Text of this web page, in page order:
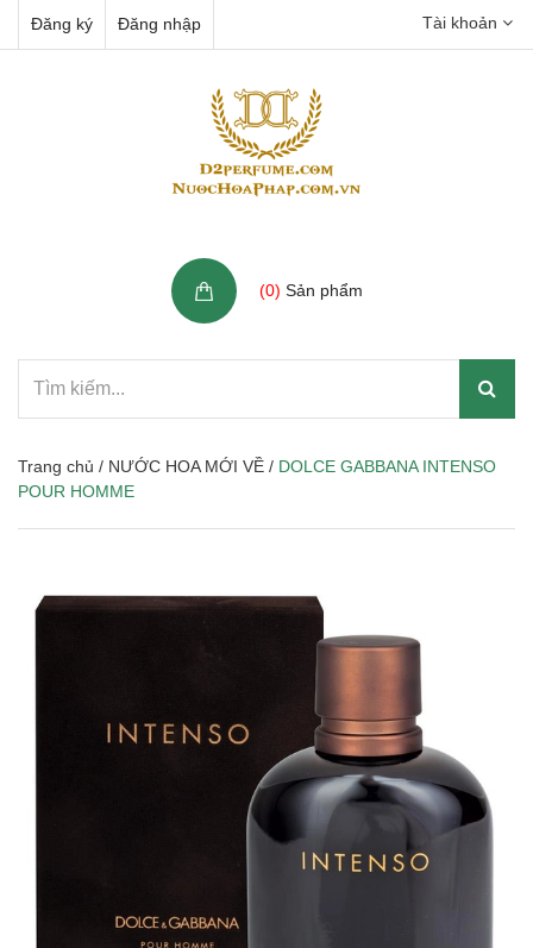
Đăng ký Đăng nhập Tài khoản
(0) Sản phẩm
Trang chủ / NƯỚC HOA MỚI VỀ / DOLCE GABBANA INTENSO
POUR HOMME